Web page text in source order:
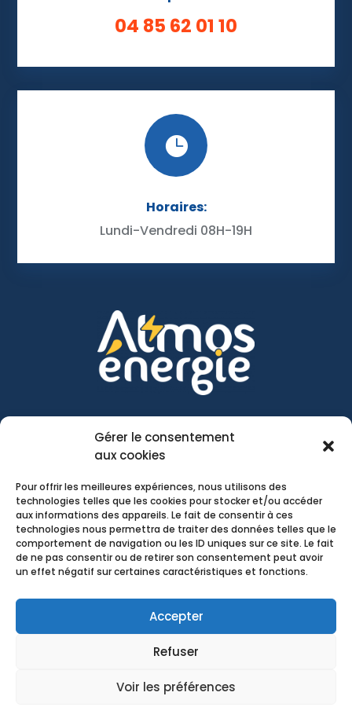
Gérer le consentement
aux cookies
Pour offrir les meilleures expériences, nous utilisons des
technologies telles que les cookies pour stocker et/ou accéder
aux informations des appareils. Le fait de consentir à ces
technologies nous permettra de traiter des données telles que le
comportement de navigation ou les ID uniques sur ce site. Le fait
de ne pas consentir ou de retirer son consentement peut avoir
un effet négatif sur certaines caractéristiques et fonctions.
Accepter
Refuser
Voir les préférences
04 85 62 01 10

Horaires:
Lundi-Vendredi 08H-19H
Faites confiance à l’équipe d’Atmos Énergie
pour tous vos projet énergétiques,
contactez-nous pour une étude personnalisé
par nos expert.
Conçu avec passion par ISCLE – Agence Web à